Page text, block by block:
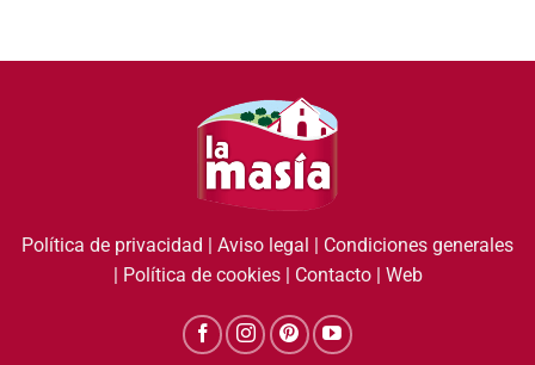
Política de privacidad | Aviso legal | Condiciones generales
| Política de cookies| Contacto| Web